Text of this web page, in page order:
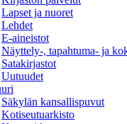
Lapset ja nuoret
Lehdet
E-aineistot
Näyttely-, tapahtuma- ja
Satakirjastot
Uutuudet
Säkylän kansallispuvut
Kotiseutuarkisto